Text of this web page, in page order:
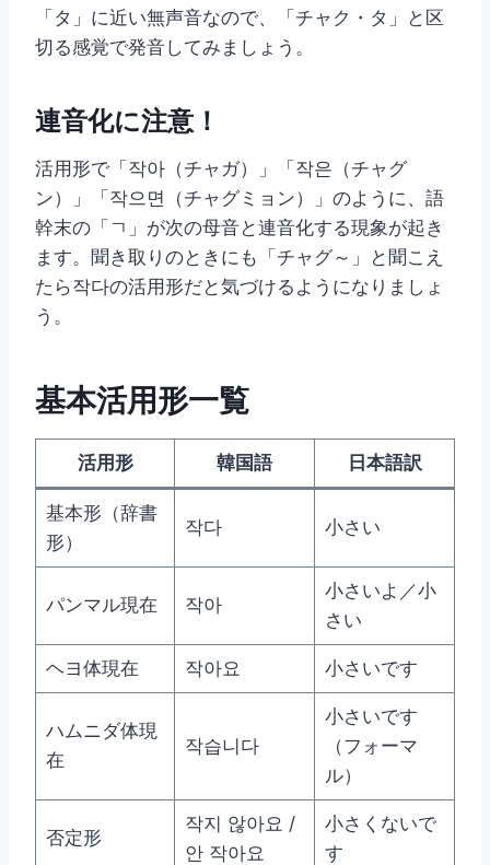
「タ」に近い無声音なので、「チャク・タ」と区
切る感覚で発音してみましょう。
連音化に注意！
活用形で「작아（チャガ）」「작은（チャグ
ン）」「작으면（チャグミョン）」のように、語
幹末の「ㄱ」が次の母音と連音化する現象が起き
ます。聞き取りのときにも「チャグ～」と聞こえ
たら작다の活用形だと気づけるようになりましょ
う。
基本活用形一覧
活用形 韓国語 日本語訳
基本形（辞書
形）
작다 小さい
パンマル現在 작아
小さいよ／小
さい
ヘヨ体現在 작아요 小さいです
ハムニダ体現
在
작습니다
小さいです
（フォーマ
ル）
否定形
작지 않아요 /
안 작아요
小さくないで
す